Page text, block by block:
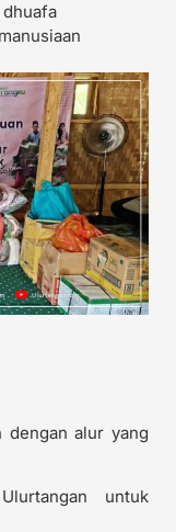
dengan alur yang
untuk